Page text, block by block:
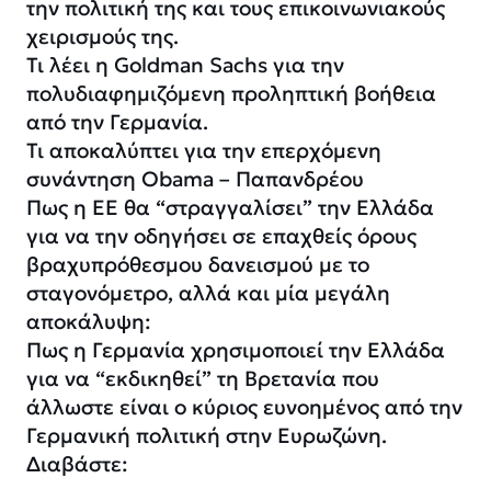
την πολιτική της και τους επικοινωνιακούς
χειρισμούς της.
Τι λέει η Goldman Sachs για την
πολυδιαφημιζόμενη προληπτική βοήθεια
από την Γερμανία.
Τι αποκαλύπτει για την επερχόμενη
συνάντηση Obama – Παπανδρέου
Πως η ΕΕ θα “στραγγαλίσει” την Ελλάδα
για να την οδηγήσει σε επαχθείς όρους
βραχυπρόθεσμου δανεισμού με το
σταγονόμετρο, αλλά και μία μεγάλη
αποκάλυψη:
Πως η Γερμανία χρησιμοποιεί την Ελλάδα
για να “εκδικηθεί” τη Βρετανία που
άλλωστε είναι ο κύριος ευνοημένος από την
Γερμανική πολιτική στην Ευρωζώνη.
Διαβάστε: